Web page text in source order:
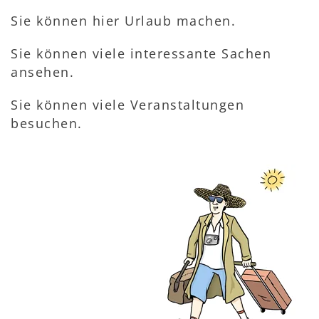
Sie können hier Urlaub machen.
Sie können viele interessante Sachen
ansehen.
Sie können viele Veranstaltungen
besuchen.